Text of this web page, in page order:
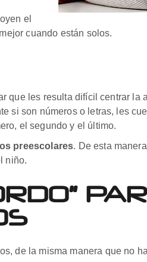
el
cuando están solos.
que les resulta difícil centrar la
si son números o letras, les
el segundo y el último.
preescolares. De esta
niño.
de la misma manera que no